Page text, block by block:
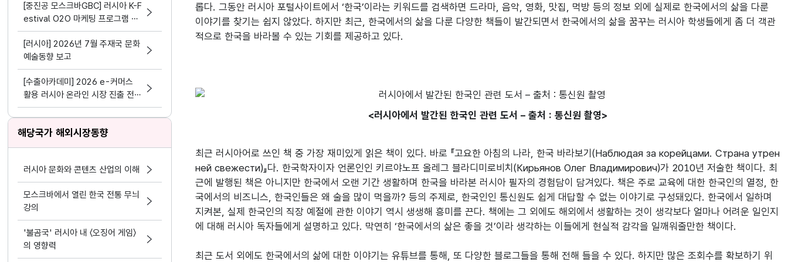
[중진공 모스크바GBC] 러시아 K-F
estival O2O 마케팅 프로그램 참
여기업 모집 공고(~8.19)
[러시아] 2026년 7월 주재국 문화
예술동향 보고
[수출아카데미] 2026 e-커머스
활용 러시아 온라인 시장 진출 전략
교육 안내 (8.12.수)
해당국가 해외시장동향
러시아 문화와 콘텐츠 산업의 이해
모스크바에서 열린 한국 전통 무늬
강의
'불곰국' 러시아 내 〈오징어 게임〉
의 영향력
롭다. 그동안 러시아 포털사이트에서 ‘한국’이라는 키워드를 검색하면 드라마, 음악, 영화, 맛집, 먹방 등의 정보 외에 실제로 한국에서의 삶을 다룬
이야기를 찾기는 쉽지 않았다. 하지만 최근, 한국에서의 삶을 다룬 다양한 책들이 발간되면서 한국에서의 삶을 꿈꾸는 러시아 학생들에게 좀 더 객관
적으로 한국을 바라볼 수 있는 기회를 제공하고 있다.
<러시아에서 발간된 한국인 관련 도서 – 출처 : 통신원 촬영>
최근 러시아어로 쓰인 책 중 가장 재미있게 읽은 책이 있다. 바로 『고요한 아침의 나라, 한국 바라보기(Наблюдая за корейцами. Страна утрен
ней свежести)』다. 한국학자이자 언론인인 키르야노프 올레그 블라디미로비치(Кирьянов Олег Владимирович)가 2010년 저술한 책이다. 최
근에 발행된 책은 아니지만 한국에서 오랜 기간 생활하며 한국을 바라본 러시아 필자의 경험담이 담겨있다. 책은 주로 교육에 대한 한국인의 열정, 한
국에서의 비즈니스, 한국인들은 왜 술을 많이 먹을까? 등의 주제로, 한국인인 통신원도 쉽게 대답할 수 없는 이야기로 구성돼있다. 한국에서 일하며
지켜본, 실제 한국인의 직장 예절에 관한 이야기 역시 생생해 흥미를 끈다. 책에는 그 외에도 해외에서 생활하는 것이 생각보다 얼마나 어려운 일인지
에 대해 러시아 독자들에게 설명하고 있다. 막연히 ‘한국에서의 삶은 좋을 것’이라 생각하는 이들에게 현실적 감각을 일깨워줄만한 책이다.
최근 도서 외에도 한국에서의 삶에 대한 이야기는 유튜브를 통해, 또 다양한 블로그들을 통해 전해 들을 수 있다. 하지만 많은 조회수를 확보하기 위